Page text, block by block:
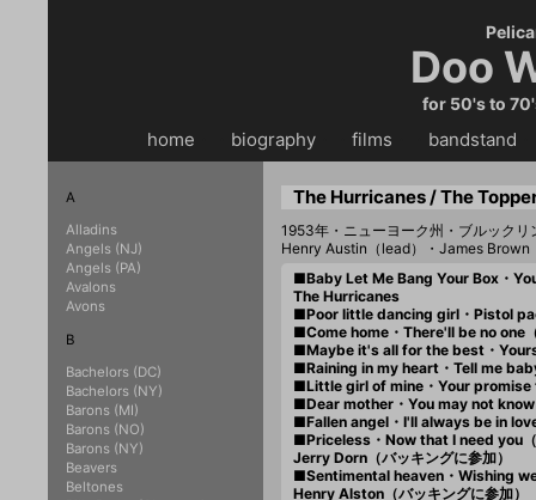
Doo
for 50's to
home biography・・ films bandstand
The Hurricanes / The
1953年・ニューヨーク州・ブルックリ
Henry Austin（lead）・James
■Baby Let Me Bang Your Box・
The Hurricanes
■Poor little dancing girl・Pistol
■Come home・There'll be no
■Maybe it's all for the best・
■Raining in my heart・Tell me
■Little girl of mine・Your
■Dear mother・You may not
■Fallen angel・I'll always be in
■Priceless・Now that I need you
Jerry Dorn（バッキングに参加）
■Sentimental heaven・Wishing
Henry Alston（バッキングに参加）
A
Alladins
Angels (NJ)
Angels (PA)
Avalons
Avons
B
Bachelors (DC)
Bachelors (NY)
Barons (MI)
Barons (NO)
Barons (NY)
Beavers
Beltones